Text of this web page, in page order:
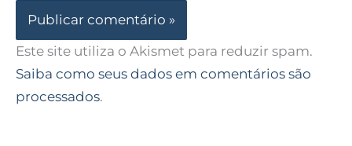
Este site utiliza o Akismet para reduzir spam.
Saiba como seus dados em comentários são
processados.